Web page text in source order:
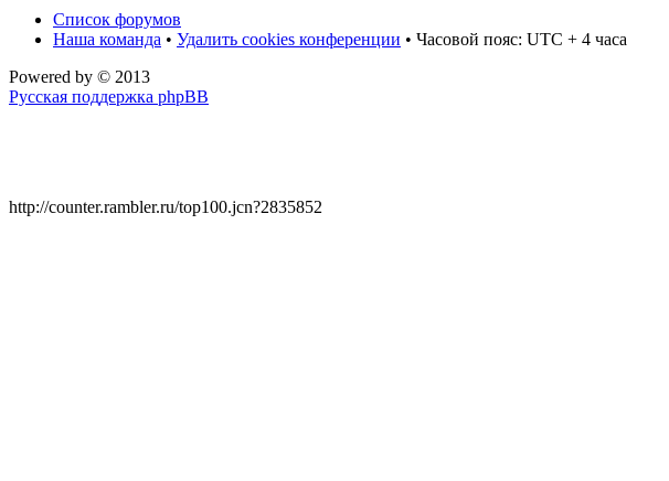
Список форумов
Наша команда • Удалить cookies конференции • Часовой пояс: UTC + 4 часа
Powered by © 2013
Русская поддержка phpBB
http://counter.rambler.ru/top100.jcn?2835852